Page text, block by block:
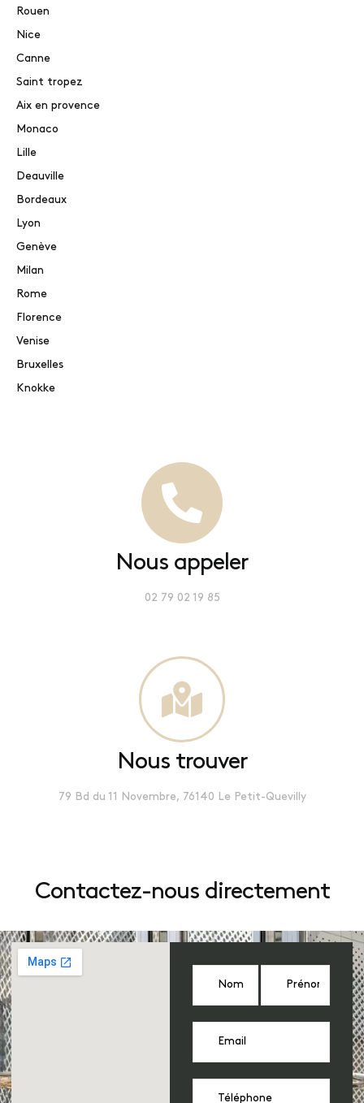
Rouen
Nice
Canne
Saint tropez
Aix en provence
Monaco
Lille
Deauville
Bordeaux
Lyon
Genève
Milan
Rome
Florence
Venise
Bruxelles
Knokke
Nous appeler
02 79 02 19 85
Nous trouver
79 Bd du 11 Novembre, 76140 Le Petit-Quevilly
Contactez-nous directement